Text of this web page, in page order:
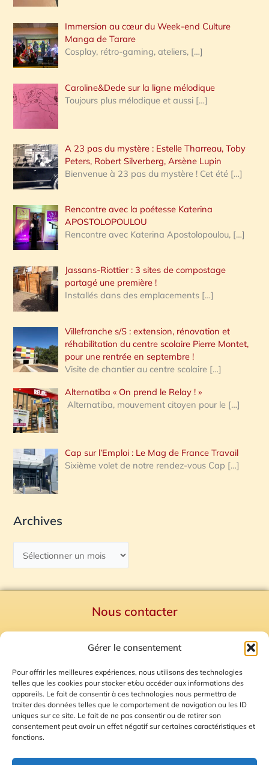
Gérer le consentement
Pour offrir les meilleures expériences, nous utilisons des technologies
telles que les cookies pour stocker et/ou accéder aux informations des
appareils. Le fait de consentir à ces technologies nous permettra de
traiter des données telles que le comportement de navigation ou les ID
uniques sur ce site. Le fait de ne pas consentir ou de retirer son
consentement peut avoir un effet négatif sur certaines caractéristiques et
fonctions.
:
Immersion au cœur du Week-end Culture
Manga de Tarare
Cosplay, rétro-gaming, ateliers, […]
Caroline&Dede sur la ligne mélodique
Toujours plus mélodique et aussi […]
A 23 pas du mystère : Estelle Tharreau, Toby
Peters, Robert Silverberg, Arsène Lupin
Bienvenue à 23 pas du mystère ! Cet été […]
Rencontre avec la poétesse Katerina
APOSTOLOPOULOU
Rencontre avec Katerina Apostolopoulou, […]
Jassans-Riottier : 3 sites de compostage
partagé une première !
Installés dans des emplacements […]
Villefranche s/S : extension, rénovation et
réhabilitation du centre scolaire Pierre Montet,
pour une rentrée en septembre !
Visite de chantier au centre scolaire […]
Alternatiba « On prend le Relay ! »
Alternatiba, mouvement citoyen pour le […]
Cap sur l’Emploi : Le Mag de France Travail
Sixième volet de notre rendez-vous Cap […]
Archives
Nous contacter
Mentions Légales
Plan du site
Gestion des Cookies